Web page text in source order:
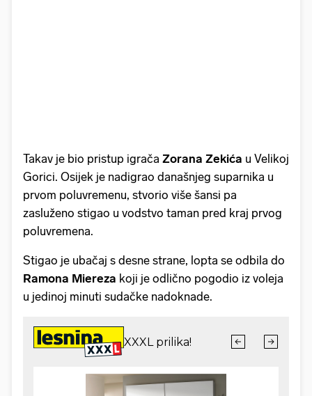
Takav je bio pristup igrača Zorana Zekića u Velikoj
Gorici. Osijek je nadigrao današnjeg suparnika u
prvom poluvremenu, stvorio više šansi pa
zasluženo stigao u vodstvo taman pred kraj prvog
poluvremena.
Stigao je ubačaj s desne strane, lopta se odbila do
Ramona Miereza koji je odlično pogodio iz voleja
u jedinoj minuti sudačke nadoknade.